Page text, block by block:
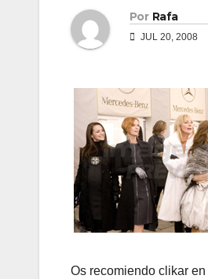
Por Rafa
JUL 20, 2008
Os recomiendo clikar en